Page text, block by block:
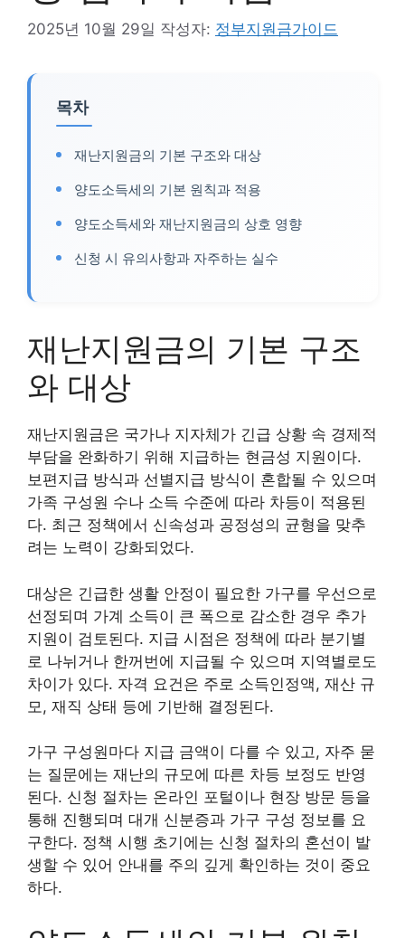
2025년 10월 29일 작성자: 정부지원금가이드
목차
재난지원금의 기본 구조와 대상
양도소득세의 기본 원칙과 적용
양도소득세와 재난지원금의 상호 영향
신청 시 유의사항과 자주하는 실수
재난지원금의 기본 구조
와 대상
재난지원금은 국가나 지자체가 긴급 상황 속 경제적
부담을 완화하기 위해 지급하는 현금성 지원이다.
보편지급 방식과 선별지급 방식이 혼합될 수 있으며
가족 구성원 수나 소득 수준에 따라 차등이 적용된
다. 최근 정책에서 신속성과 공정성의 균형을 맞추
려는 노력이 강화되었다.
대상은 긴급한 생활 안정이 필요한 가구를 우선으로
선정되며 가계 소득이 큰 폭으로 감소한 경우 추가
지원이 검토된다. 지급 시점은 정책에 따라 분기별
로 나뉘거나 한꺼번에 지급될 수 있으며 지역별로도
차이가 있다. 자격 요건은 주로 소득인정액, 재산 규
모, 재직 상태 등에 기반해 결정된다.
가구 구성원마다 지급 금액이 다를 수 있고, 자주 묻
는 질문에는 재난의 규모에 따른 차등 보정도 반영
된다. 신청 절차는 온라인 포털이나 현장 방문 등을
통해 진행되며 대개 신분증과 가구 구성 정보를 요
구한다. 정책 시행 초기에는 신청 절차의 혼선이 발
생할 수 있어 안내를 주의 깊게 확인하는 것이 중요
하다.